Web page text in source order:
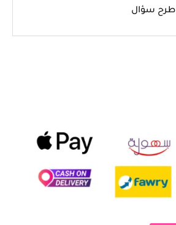
طرح سؤال